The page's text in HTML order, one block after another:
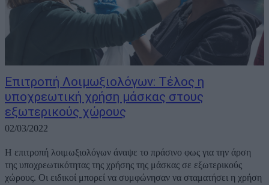
Επιτροπή Λοιμωξιολόγων: Τέλος η
υποχρεωτική χρήση μάσκας στους
εξωτερικούς χώρους
02/03/2022
H επιτροπή λοιμωξιολόγων άναψε το πράσινο φως για την άρση
της υποχρεωτικότητας της χρήσης της μάσκας σε εξωτερικούς
χώρους. Οι ειδικοί μπορεί να συμφώνησαν να σταματήσει η χρήση